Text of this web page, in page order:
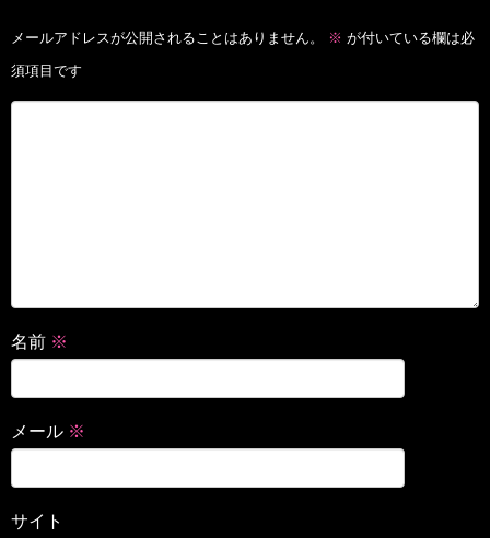
メールアドレスが公開されることはありません。 ※ が付いている欄は必
須項目です
名前 ※
メール ※
サイト